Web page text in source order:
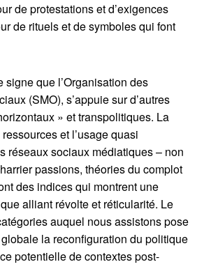
de protestations et d’exigences
de rituels et de symboles qui font
signe que l’Organisation des
(SMO), s’appuie sur d’autres
» et transpolitiques. La
et l’usage quasi
réseaux sociaux médiatiques – non
passions, théories du complot
des indices qui montrent une
alliant révolte et réticularité. Le
auquel nous assistons pose
la reconfiguration du politique
potentielle de contextes post-